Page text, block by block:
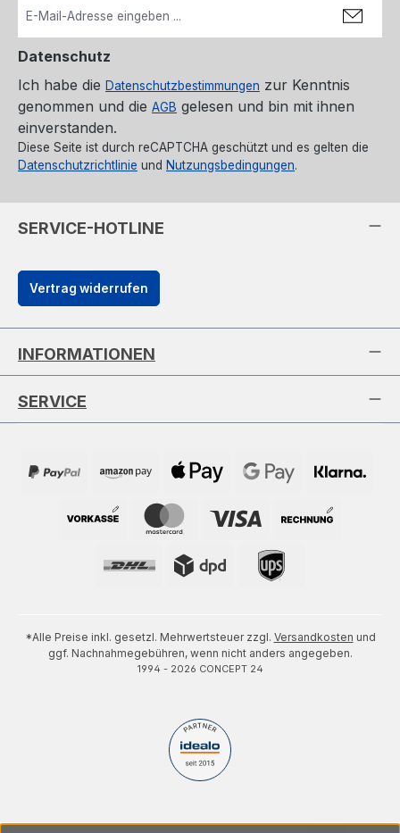
Datenschutz
Ich habe die Datenschutzbestimmungen zur Kenntnis
genommen und die AGB gelesen und bin mit ihnen
einverstanden.
Diese Seite ist durch reCAPTCHA geschützt und es gelten die
Datenschutzrichtlinie und Nutzungsbedingungen.
SERVICE-HOTLINE
Vertrag widerrufen
INFORMATIONEN
SERVICE
*Alle Preise inkl. gesetzl. Mehrwertsteuer zzgl. Versandkosten und
ggf. Nachnahmegebühren, wenn nicht anders angegeben.
1994 - 2026 CONCEPT 24